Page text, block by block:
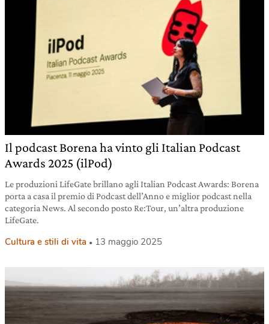
Il podcast Borena ha vinto gli Italian Podcast
Awards 2025 (ilPod)
Le produzioni LifeGate brillano agli Italian Podcast Awards: Borena
porta a casa il premio di Podcast dell’Anno e miglior podcast nella
categoria News. Al secondo posto Re:Tour, un’altra produzione
LifeGate.
Cultura e stili di vita 13 maggio 2025